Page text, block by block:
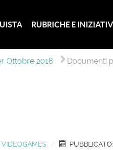
RUBRICHE E
Ottobre 2018 Documenti